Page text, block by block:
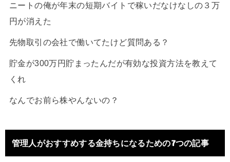
ニートの俺が年末の短期バイトで稼いだなけなしの３万
円が消えた
先物取引の会社で働いてたけど質問ある？
貯金が300万円貯まったんだが有効な投資方法を教えて
くれ
なんでお前ら株やんないの？
管理人がおすすめする金持ちになるための7つの記事